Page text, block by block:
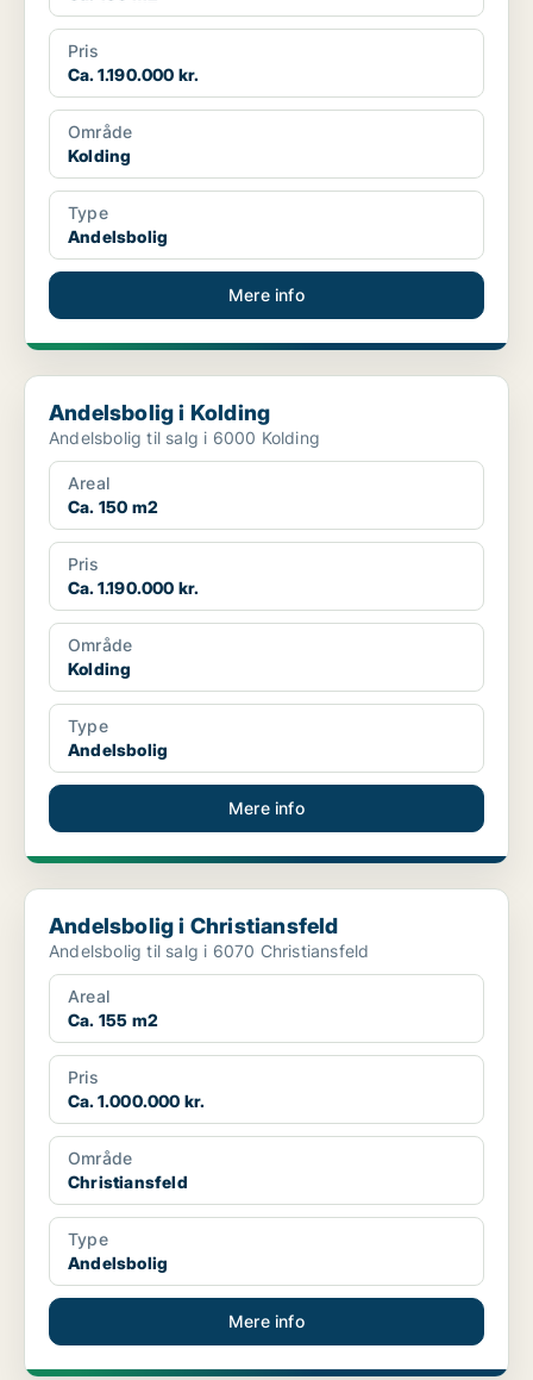
Pris
Ca. 1.190.000 kr.
Område
Kolding
Type
Andelsbolig
Mere info
Andelsbolig i Kolding
Andelsbolig i Kolding
Andelsbolig til salg i 6000 Kolding
Areal
Ca. 150 m2
Pris
Ca. 1.190.000 kr.
Område
Kolding
Type
Andelsbolig
Mere info
Andelsbolig i Christiansfeld
Andelsbolig i Christiansfeld
Andelsbolig til salg i 6070 Christiansfeld
Areal
Ca. 155 m2
Pris
Ca. 1.000.000 kr.
Område
Christiansfeld
Type
Andelsbolig
Mere info